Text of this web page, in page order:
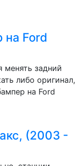
на Ford
менять задний
либо оригинал,
на Ford
(2003 -